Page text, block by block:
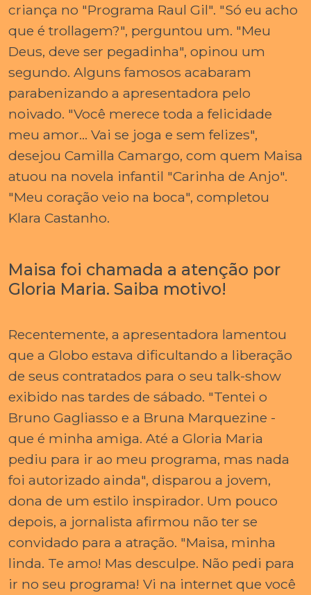
criança no "Programa Raul Gil". "Só eu acho
que é trollagem?", perguntou um. "Meu
Deus, deve ser pegadinha", opinou um
segundo. Alguns famosos acabaram
parabenizando a apresentadora pelo
noivado. "Você merece toda a felicidade
meu amor... Vai se joga e sem felizes",
desejou Camilla Camargo, com quem Maisa
atuou na novela infantil "Carinha de Anjo".
"Meu coração veio na boca", completou
Klara Castanho.
Maisa foi chamada a atenção por
Gloria Maria. Saiba motivo!
Recentemente, a apresentadora lamentou
que a Globo estava dificultando a liberação
de seus contratados para o seu talk-show
exibido nas tardes de sábado. "Tentei o
Bruno Gagliasso e a Bruna Marquezine -
que é minha amiga. Até a Gloria Maria
pediu para ir ao meu programa, mas nada
foi autorizado ainda", disparou a jovem,
dona de um estilo inspirador. Um pouco
depois, a jornalista afirmou não ter se
convidado para a atração. "Maisa, minha
linda. Te amo! Mas desculpe. Não pedi para
ir no seu programa! Vi na internet que você